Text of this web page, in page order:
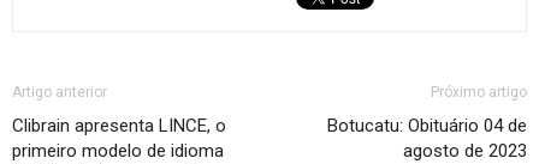
Artigo anterior
Clibrain apresenta LINCE, o
primeiro modelo de idioma
Próximo artigo
Botucatu: Obituário 04 de
agosto de 2023